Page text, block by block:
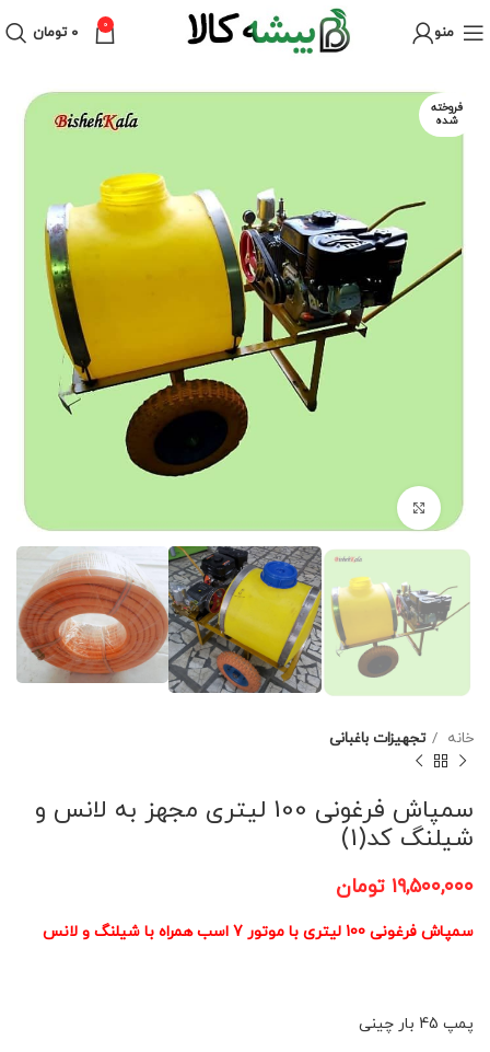
منو 0 ۰ تومان
فروخته
شده
خانه تجهیزات باغبانی
سمپاش فرغونی 100 لیتری مجهز به لانس و
شیلنگ کد(1)
۱۹,۵۰۰,۰۰۰ تومان
سمپاش فرغونی 100 لیتری با موتور 7 اسب همراه با شیلنگ و لانس
پمپ 45 بار چینی